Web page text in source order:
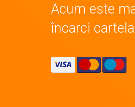
Acum este
încarci cartela